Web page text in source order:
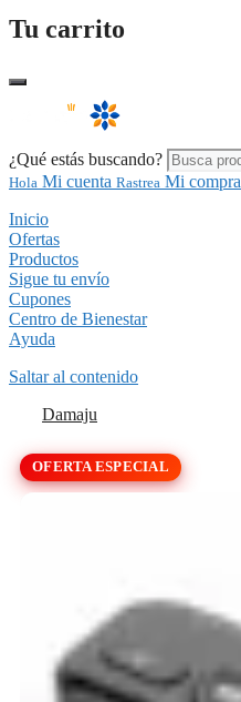
Tu carrito
¿Qué estás buscando?
Hola Mi cuenta Rastrea Mi compra
Inicio
Ofertas
Productos
Sigue tu envío
Cupones
Centro de Bienestar
Ayuda
Saltar al contenido
Damaju
OFERTA ESPECIAL